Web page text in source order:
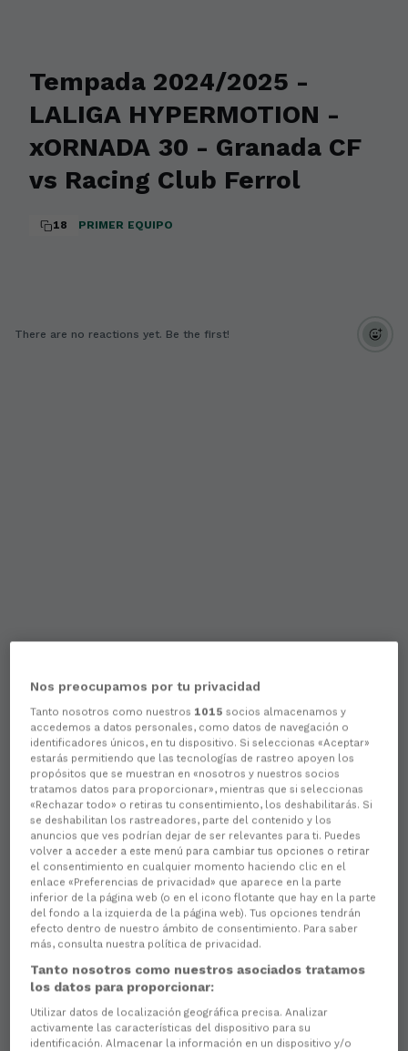
Tempada 2024/2025 -
LALIGA HYPERMOTION -
xORNADA 30 - Granada CF
vs Racing Club Ferrol
18 PRIMER EQUIPO
There are no reactions yet. Be the first!
Nos preocupamos por tu privacidad
Tanto nosotros como nuestros 1015 socios almacenamos y
accedemos a datos personales, como datos de navegación o
identificadores únicos, en tu dispositivo. Si seleccionas «Aceptar»
estarás permitiendo que las tecnologías de rastreo apoyen los
propósitos que se muestran en «nosotros y nuestros socios
tratamos datos para proporcionar», mientras que si seleccionas
«Rechazar todo» o retiras tu consentimiento, los deshabilitarás. Si
se deshabilitan los rastreadores, parte del contenido y los
anuncios que ves podrían dejar de ser relevantes para ti. Puedes
volver a acceder a este menú para cambiar tus opciones o retirar
el consentimiento en cualquier momento haciendo clic en el
enlace «Preferencias de privacidad» que aparece en la parte
inferior de la página web (o en el icono flotante que hay en la parte
del fondo a la izquierda de la página web). Tus opciones tendrán
efecto dentro de nuestro ámbito de consentimiento. Para saber
más, consulta nuestra política de privacidad.
Tanto nosotros como nuestros asociados tratamos
los datos para proporcionar:
Utilizar datos de localización geográfica precisa. Analizar
activamente las características del dispositivo para su
identificación. Almacenar la información en un dispositivo y/o